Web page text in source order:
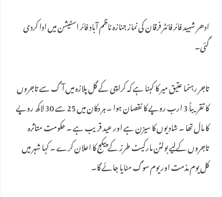
ادھر شہید فائر فائٹر فرقان کی نماز جنازہ ناظم آباد فائر اسٹیشن میں ادا کردی
گئی۔
تاجر رہنما عتیق میر کا کہنا ہے کہ کراچی کے گل پلازہ میں آگ سے تاجروں
کا تقریباً 3 ارب روپے کا نقصان ہوا ۔ ہر دکان میں 25 سے 30 لاکھ روپے
کا مال تھا ۔ شادیوں کا سیزن ہے اور عید قریب ہے ۔ حکومت متاثرہ
تاجروں کےلیے بولٹن مارکیٹ طرز کے پیکج کا اعلان کرے ۔ کہا شہر میں
کل یوم مذمت اور یوم سوگ منایا جائے گا۔